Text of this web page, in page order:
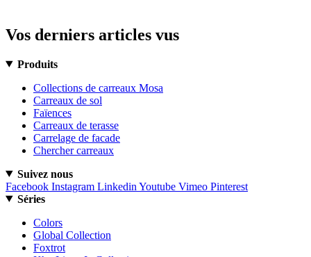
Vos derniers articles vus
Produits
Collections de carreaux Mosa
Carreaux de sol
Faïences
Carreaux de terasse
Carrelage de facade
Chercher carreaux
Suivez nous
Facebook Instagram Linkedin Youtube Vimeo Pinterest
Séries
Colors
Global Collection
Foxtrot